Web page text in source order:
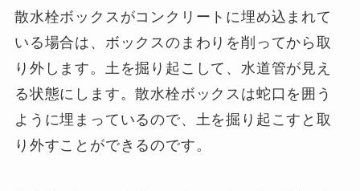
散水栓ボックスがコンクリートに埋め込まれて
いる場合は、ボックスのまわりを削ってから取
り外します。土を掘り起こして、水道管が見え
る状態にします。散水栓ボックスは蛇口を囲う
ように埋まっているので、土を掘り起こすと取
り外すことができるのです。